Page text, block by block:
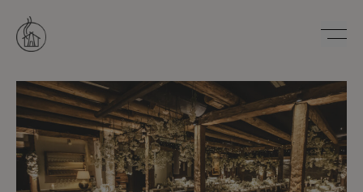
sisältöön